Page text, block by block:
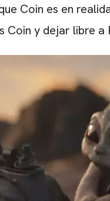
Coin es en
Coin y dejar libre a